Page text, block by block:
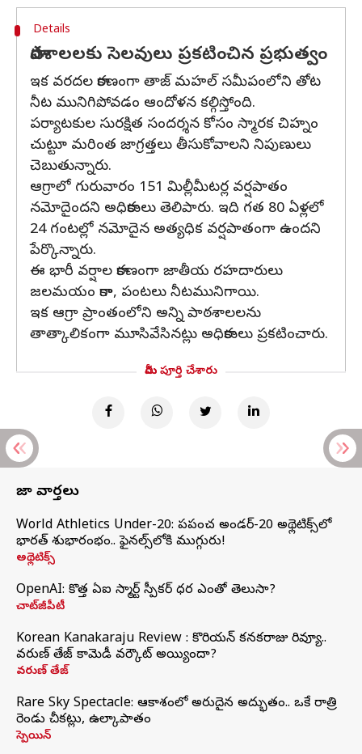
Details
పాఠశాలలకు సెలవులు ప్రకటించిన ప్రభుత్వం
ఇక వరదల కారణంగా తాజ్ మహల్ సమీపంలోని తోట
నీట మునిగిపోవడం ఆందోళన కల్గిస్తోంది.
పర్యాటకుల సురక్షిత సందర్శన కోసం స్మారక చిహ్నం
చుట్టూ మరింత జాగ్రత్తలు తీసుకోవాలని నిపుణులు
చెబుతున్నారు.
ఆగ్రాలో గురువారం 151 మిల్లీమీటర్ల వర్షపాతం
నమోదైందని అధికారులు తెలిపారు. ఇది గత 80 ఏళ్లలో
24 గంటల్లో నమోదైన అత్యధిక వర్షపాతంగా ఉందని
పేర్కొన్నారు.
ఈ భారీ వర్షాల కారణంగా జాతీయ రహదారులు
జలమయం కాగా, పంటలు నీటమునిగాయి.
ఇక ఆగ్రా ప్రాంతంలోని అన్ని పాఠశాలలను
తాత్కాలికంగా మూసివేసినట్లు అధికారులు ప్రకటించారు.
మీరు పూర్తి చేశారు
తాజా వార్తలు
World Athletics Under-20: ప్రపంచ అండర్-20 అథ్లెటిక్స్‌లో
భారత్‌ శుభారంభం.. ఫైనల్స్‌లోకి ముగ్గురు!
అథ్లెటిక్స్
OpenAI: కొత్త ఏఐ స్మార్ట్ స్పీకర్ ధర ఎంతో తెలుసా?
చాట్‌జీపీటీ
Korean Kanakaraju Review : కొరియన్ కనకరాజు రివ్యూ..
వరుణ్ తేజ్ కామెడీ వర్కౌట్ అయ్యిందా?
వరుణ్ తేజ్
Rare Sky Spectacle: ఆకాశంలో అరుదైన అద్భుతం.. ఒకే రాత్రి
రెండు చీకట్లు, ఉల్కాపాతం
స్పెయిన్